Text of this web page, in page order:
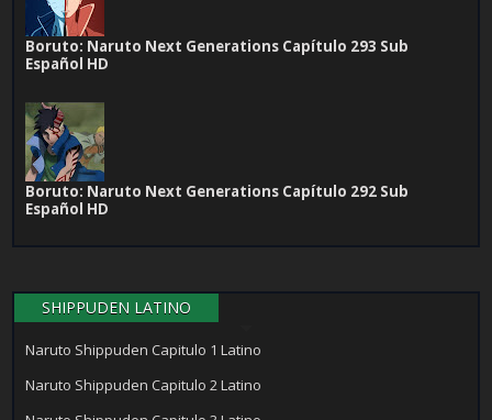
Boruto: Naruto Next Generations Capítulo 293 Sub
Español HD
Boruto: Naruto Next Generations Capítulo 292 Sub
Español HD
SHIPPUDEN LATINO
Naruto Shippuden Capitulo 1 Latino
Naruto Shippuden Capitulo 2 Latino